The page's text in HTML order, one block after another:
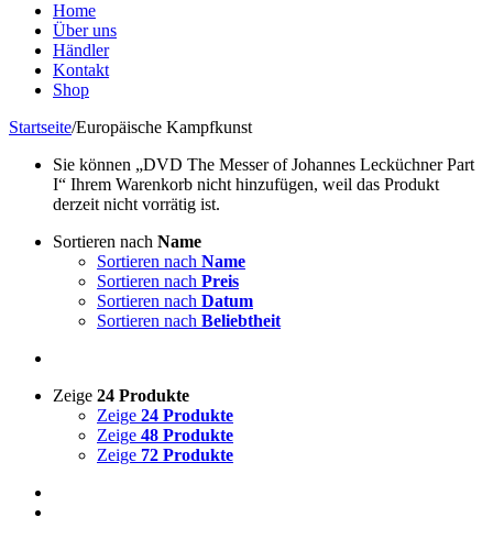
Home
Über uns
Händler
Kontakt
Shop
Startseite/Europäische Kampfkunst
Sie können „DVD The Messer of Johannes Lecküchner Part
I“ Ihrem Warenkorb nicht hinzufügen, weil das Produkt
derzeit nicht vorrätig ist.
Sortieren nach Name
Sortieren nach Name
Sortieren nach Preis
Sortieren nach Datum
Sortieren nach Beliebtheit
Zeige 24 Produkte
Zeige 24 Produkte
Zeige 48 Produkte
Zeige 72 Produkte